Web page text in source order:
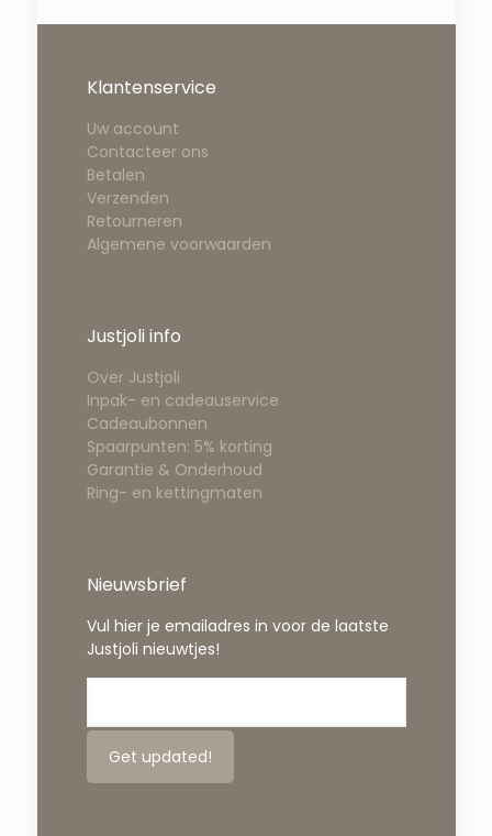
Klantenservice
Uw account
Contacteer ons
Betalen
Verzenden
Retourneren
Algemene voorwaarden
Justjoli info
Over Justjoli
Inpak- en cadeauservice
Cadeaubonnen
Spaarpunten: 5% korting
Garantie & Onderhoud
Ring- en kettingmaten
Nieuwsbrief
Vul hier je emailadres in voor de laatste
Justjoli nieuwtjes!